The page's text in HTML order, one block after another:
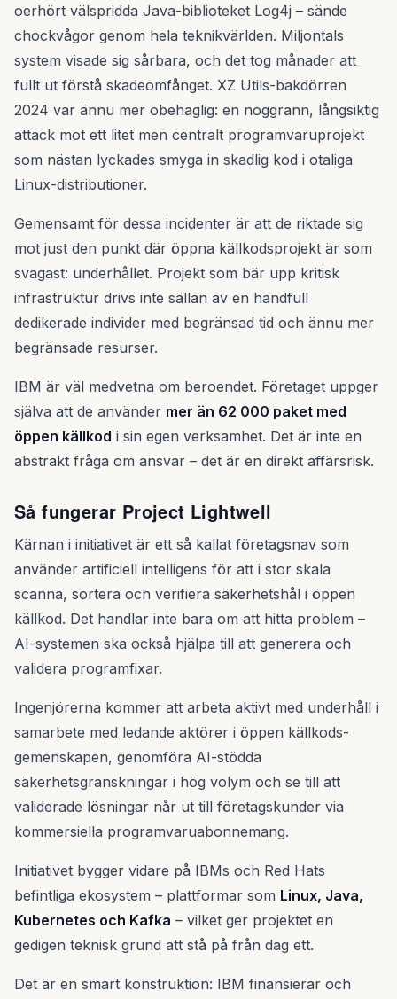
oerhört välspridda Java-biblioteket Log4j – sände
chockvågor genom hela teknikvärlden. Miljontals
system visade sig sårbara, och det tog månader att
fullt ut förstå skadeomfånget. XZ Utils-bakdörren
2024 var ännu mer obehaglig: en noggrann, långsiktig
attack mot ett litet men centralt programvaruprojekt
som nästan lyckades smyga in skadlig kod i otaliga
Linux-distributioner.
Gemensamt för dessa incidenter är att de riktade sig
mot just den punkt där öppna källkodsprojekt är som
svagast: underhållet. Projekt som bär upp kritisk
infrastruktur drivs inte sällan av en handfull
dedikerade individer med begränsad tid och ännu mer
begränsade resurser.
IBM är väl medvetna om beroendet. Företaget uppger
själva att de använder mer än 62 000 paket med
öppen källkod i sin egen verksamhet. Det är inte en
abstrakt fråga om ansvar – det är en direkt affärsrisk.
Så fungerar Project Lightwell
Kärnan i initiativet är ett så kallat företagsnav som
använder artificiell intelligens för att i stor skala
scanna, sortera och verifiera säkerhetshål i öppen
källkod. Det handlar inte bara om att hitta problem –
AI-systemen ska också hjälpa till att generera och
validera programfixar.
Ingenjörerna kommer att arbeta aktivt med underhåll i
samarbete med ledande aktörer i öppen källkods-
gemenskapen, genomföra AI-stödda
säkerhetsgranskningar i hög volym och se till att
validerade lösningar når ut till företagskunder via
kommersiella programvaruabonnemang.
Initiativet bygger vidare på IBMs och Red Hats
befintliga ekosystem – plattformar som Linux, Java,
Kubernetes och Kafka – vilket ger projektet en
gedigen teknisk grund att stå på från dag ett.
Det är en smart konstruktion: IBM finansierar och